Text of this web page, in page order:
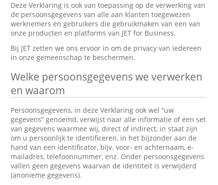
Deze Verklaring is ook van toepassing op de verwerking van
de persoonsgegevens van alle aan klanten toegewezen
werknemers en gebruikers die gebruikmaken van een van
onze producten en platforms van JET for Business.
Bij JET zetten we ons ervoor in om de privacy van iedereen
in onze gemeenschap te beschermen.
Welke persoonsgegevens we verwerken
en waarom
Persoonsgegevens, in deze Verklaring ook wel “uw
gegevens” genoemd, verwijst naar alle informatie of een set
van gegevens waarmee wij, direct of indirect, in staat zijn
om u persoonlijk te identificeren, in het bijzonder aan de
hand van een identificator, bijv. voor- en achternaam, e-
mailadres, telefoonnummer, enz. Onder persoonsgegevens
vallen geen gegevens waarvan de identiteit is verwijderd
(anonieme gegevens).